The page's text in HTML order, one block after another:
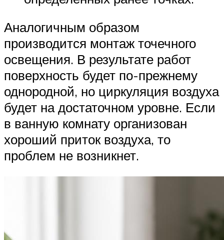
Аналогичным образом
производится монтаж точечного
освещения. В результате работ
поверхность будет по-прежнему
однородной, но циркуляция воздуха
будет на достаточном уровне. Если
в ванную комнату организован
хороший приток воздуха, то
проблем не возникнет.